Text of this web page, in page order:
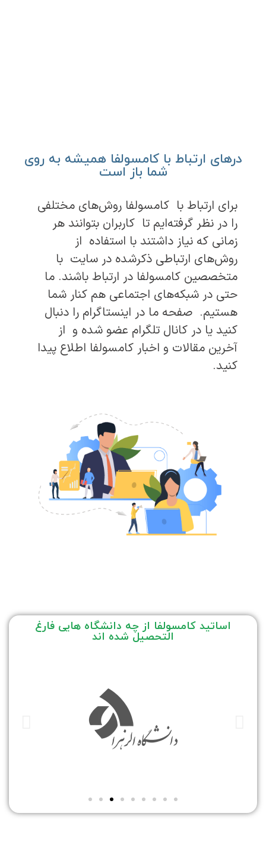
درهای ارتباط با کامسولفا همیشه به روی
شما باز است
برای ارتباط با کامسولفا روش‌های مختلفی
را در نظر گرفته‌ایم تا کاربران بتوانند هر
زمانی که نیاز داشتند با استفاده از
روش‌های ارتباطی ذکرشده در سایت با
متخصصین کامسولفا در ارتباط باشند. ما
حتی در شبکه‌های اجتماعی هم کنار شما
هستیم. صفحه ما در اینستاگرام را دنبال
کنید یا در کانال تلگرام عضو شده و از
آخرین مقالات و اخبار کامسولفا اطلاع پیدا
کنید.
اساتید کامسولفا از چه دانشگاه هایی فارغ
التحصیل شده اند